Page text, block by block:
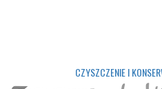
CZYSZCZENIE I